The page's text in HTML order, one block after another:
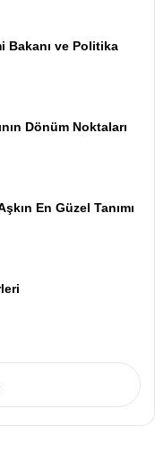
Bakanı ve Politika
Dönüm Noktaları
En Güzel Tanımı